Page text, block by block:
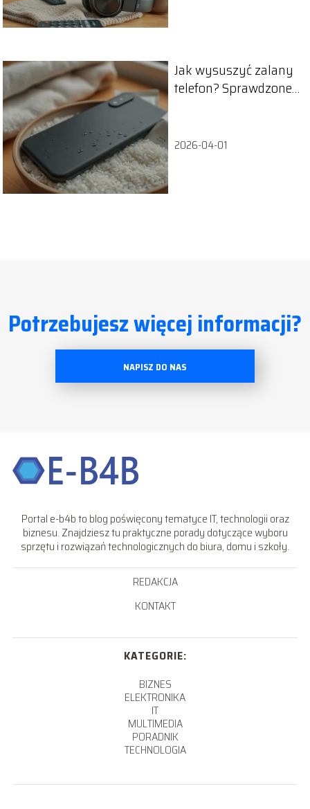
Jak wysuszyć zalany
telefon? Sprawdzone
2026-04-01
Potrzebujesz więcej informacji?
NAPISZ DO NAS
Portal e-b4b to blog poświęcony tematyce IT, technologii oraz
biznesu. Znajdziesz tu praktyczne porady dotyczące wyboru
sprzętu i rozwiązań technologicznych do biura, domu i szkoły.
REDAKCJA
KONTAKT
KATEGORIE:
BIZNES
ELEKTRONIKA
IT
MULTIMEDIA
PORADNIK
TECHNOLOGIA